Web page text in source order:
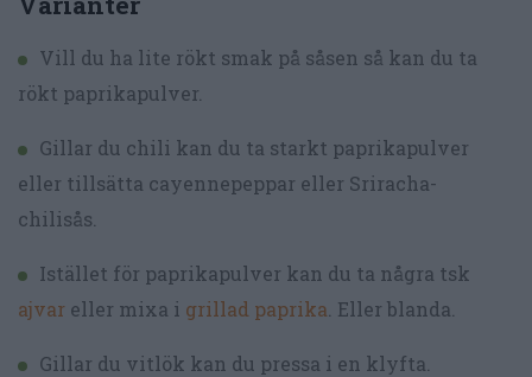
Vill du ha lite rökt smak på såsen så kan du ta
rökt paprikapulver.
Gillar du chili kan du ta starkt paprikapulver
eller tillsätta cayennepeppar eller Sriracha-
chilisås.
Istället för paprikapulver kan du ta några tsk
ajvar eller mixa i grillad paprika . Eller blanda.
Gillar du vitlök kan du pressa i en klyfta.